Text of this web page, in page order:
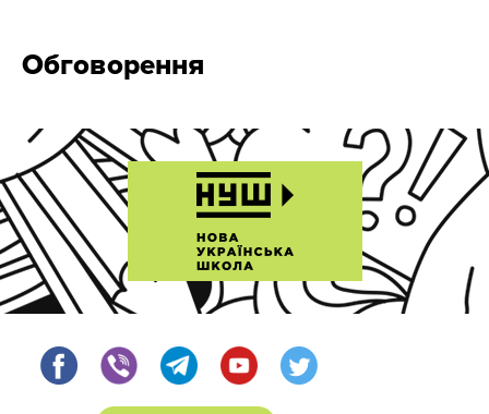
Обговорення